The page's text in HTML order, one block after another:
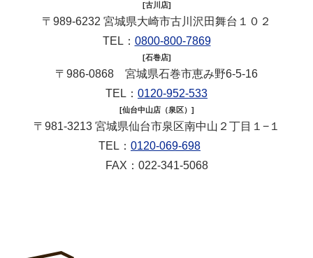
[古川店]
〒989-6232 宮城県大崎市古川沢田舞台１０２
TEL： 0800-800-7869
[石巻店]
〒986-0868 宮城県石巻市恵み野6-5-16
TEL： 0120-952-533
[仙台中山店（泉区）]
〒981-3213 宮城県仙台市泉区南中山２丁目１−１
TEL： 0120-069-698
FAX：022-341-5068